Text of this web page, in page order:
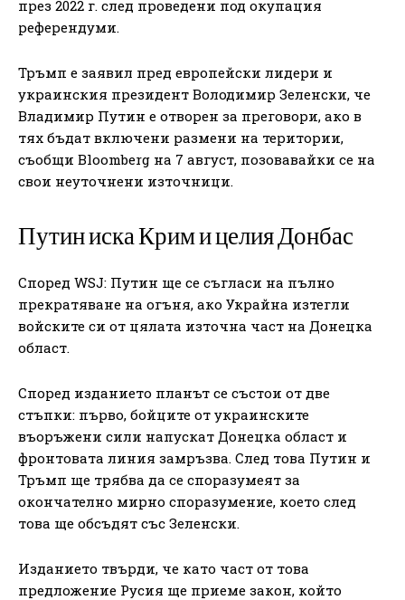
през 2022 г. след проведени под окупация
референдуми.
Тръмп е заявил пред европейски лидери и
украинския президент Володимир Зеленски, че
Владимир Путин е отворен за преговори, ако в
тях бъдат включени размени на територии,
съобщи Bloomberg на 7 август, позовавайки се на
свои неуточнени източници.
Путин иска Крим и целия Донбас
Според WSJ: Путин ще се съгласи на пълно
прекратяване на огъня, ако Украйна изтегли
войските си от цялата източна част на Донецка
област.
Според изданието планът се състои от две
стъпки: първо, бойците от украинските
въоръжени сили напускат Донецка област и
фронтовата линия замръзва. След това Путин и
Тръмп ще трябва да се споразумеят за
окончателно мирно споразумение, което след
това ще обсъдят със Зеленски.
Изданието твърди, че като част от това
предложение Русия ще приеме закон, който